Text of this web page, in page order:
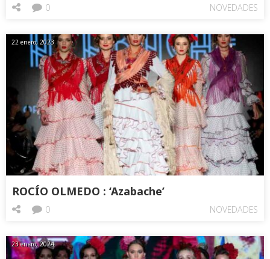
NOVEDADES
0
22 enero, 2023
ROCÍO OLMEDO : ‘Azabache’
NOVEDADES
0
23 enero, 2024